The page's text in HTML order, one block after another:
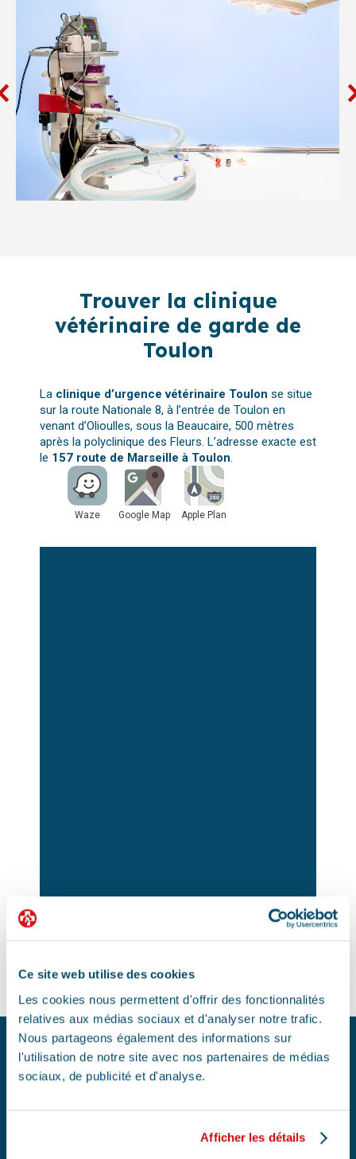
Ce site web utilise des cookies
Les cookies nous permettent d'offrir des fonctionnalités
relatives aux médias sociaux et d'analyser notre trafic.
Nous partageons également des informations sur
l'utilisation de notre site avec nos partenaires de médias
sociaux, de publicité et d'analyse.
Afficher les détails
Trouver la clinique
vétérinaire de garde de
Toulon
La clinique d’urgence vétérinaire Toulon se situe
sur la route Nationale 8, à l’entrée de Toulon en
venant d’Olioulles, sous la Beaucaire, 500 mètres
après la polyclinique des Fleurs. L’adresse exacte est
le 157 route de Marseille à Toulon.
Waze Google Map Apple Plan